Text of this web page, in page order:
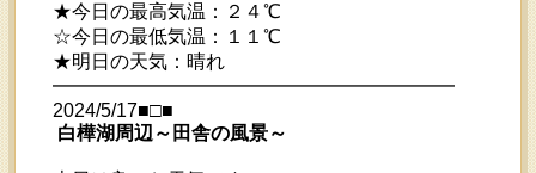
★今日の最高気温：２４℃
☆今日の最低気温：１１℃
★明日の天気：晴れ
━━━━━━━━━━━━━━━━━━━━━
2024/5/17■□■
白樺湖周辺～田舎の風景～